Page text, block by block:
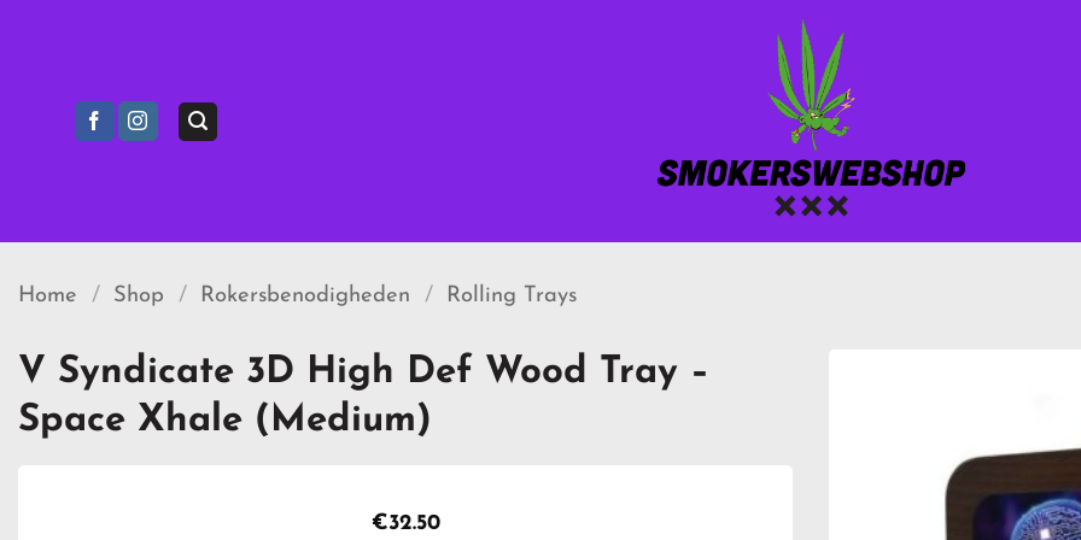
Home / Shop / Rokersbenodigheden / Rolling Trays
V Syndicate 3D High Def Wood Tray –
Space Xhale (Medium)
€32.50